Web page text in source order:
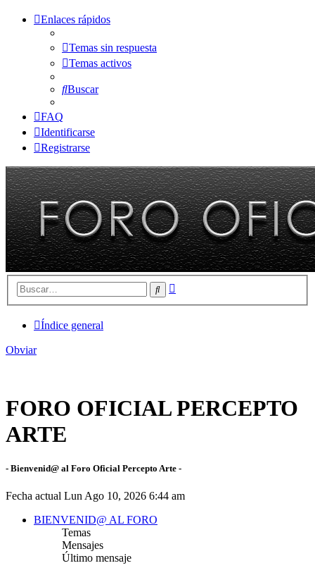
Enlaces rápidos
Temas sin respuesta
Temas activos
Buscar
FAQ
Identificarse
Registrarse
Buscar
Índice general
Obviar
FORO OFICIAL PERCEPTO
ARTE
- Bienvenid@ al Foro Oficial Percepto Arte -
Fecha actual Lun Ago 10, 2026 6:44 am
BIENVENID@ AL FORO
Temas
Mensajes
Último mensaje